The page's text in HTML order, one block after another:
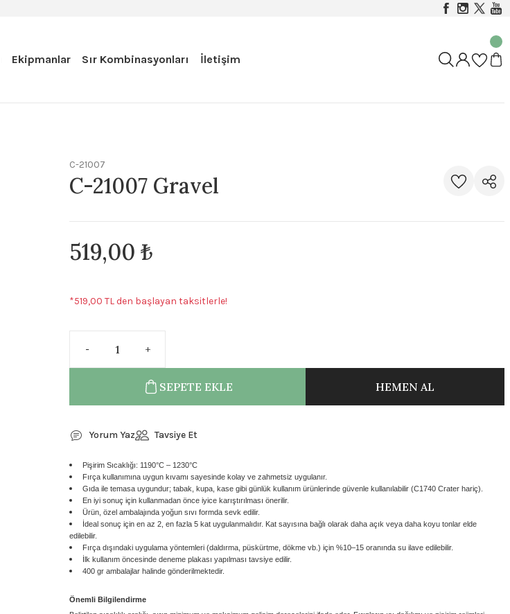
Ekipmanlar Sır Kombinasyonları İletişim
C-21007
C-21007 Gravel
519,00 ₺
*519,00 TL den başlayan taksitlerle!
SEPETE EKLE HEMEN AL
Yorum Yaz Tavsiye Et
Pişirim Sıcaklığı: 1190°C – 1230°C
Fırça kullanımına uygun kıvamı sayesinde kolay ve zahmetsiz uygulanır.
Gıda ile temasa uygundur; tabak, kupa, kase gibi günlük kullanım ürünlerinde güvenle kullanılabilir (C1740 Crater hariç).
En iyi sonuç için kullanmadan önce iyice karıştırılması önerilir.
Ürün, özel ambalajında yoğun sıvı formda sevk edilir.
İdeal sonuç için en az 2, en fazla 5 kat uygulanmalıdır. Kat sayısına bağlı olarak daha açık veya daha koyu tonlar elde
edilebilir.
Fırça dışındaki uygulama yöntemleri (daldırma, püskürtme, dökme vb.) için %10–15 oranında su ilave edilebilir.
İlk kullanım öncesinde deneme plakası yapılması tavsiye edilir.
400 gr ambalajlar halinde gönderilmektedir.
Önemli Bilgilendirme